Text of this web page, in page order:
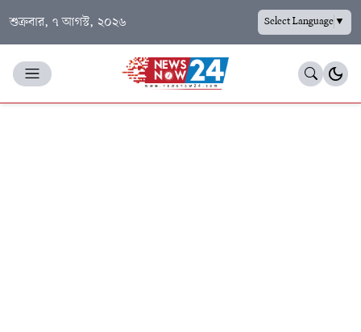
শুক্রবার, ৭ আগস্ট, ২০২৬ Select Language▼